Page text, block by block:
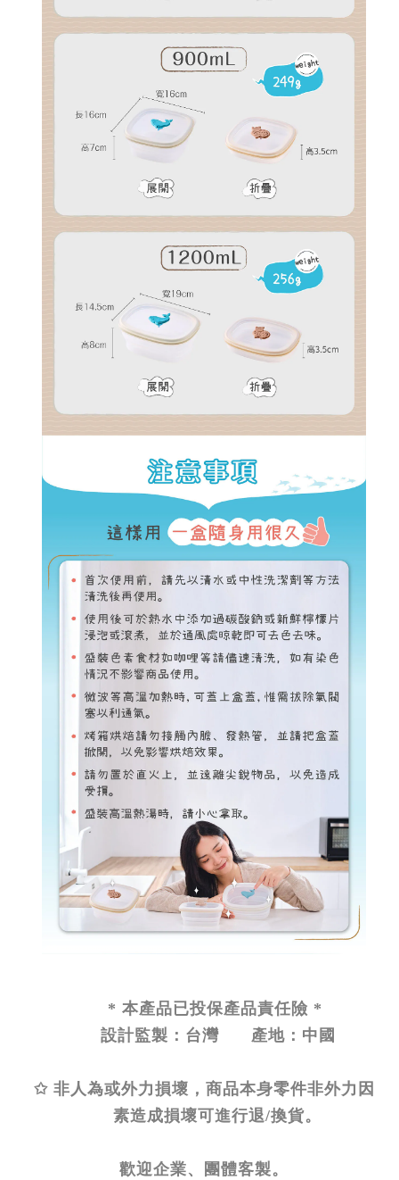
* 本產品已投保產品責任險 *
設計監製：台灣 產地：中國
✩ 非人為或外力損壞，商品本身零件非外力因
素造成損壞可進行退/換貨。
歡迎企業、團體客製。